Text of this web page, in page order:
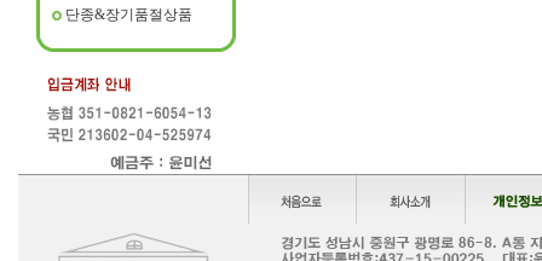
단종&장기품절상품